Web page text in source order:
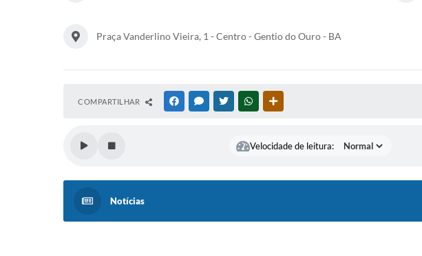
Praça Vanderlino Vieira, 1 - Centro - Gentio do Ouro - BA
COMPARTILHAR FACEBOOKMESSENGER
TWITTERWHATSAPP
Velocidade de leitura:
Notícias